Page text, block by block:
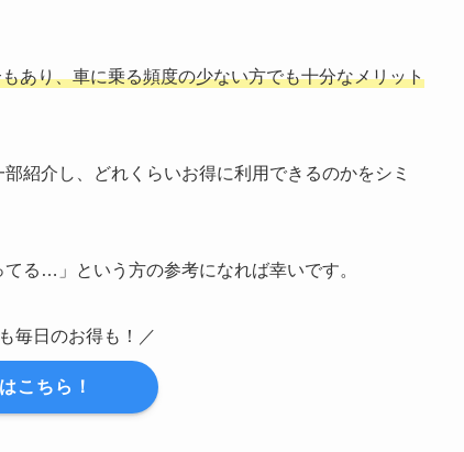
あり、車に乗る頻度の少ない方でも十分なメリット
紹介し、どれくらいお得に利用できるのかをシミ
る…」という方の参考になれば幸いです。
毎日のお得も！／
こちら！